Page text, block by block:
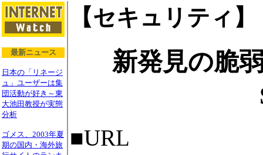
最新ニュース
日本の「リネージ
ュ」ユーザーは集
団活動が好き～東
大池田教授が実態
分析
ゴメス、2003年夏
期の国内・海外旅
【セキュリティ】
新発見の脆
■URL